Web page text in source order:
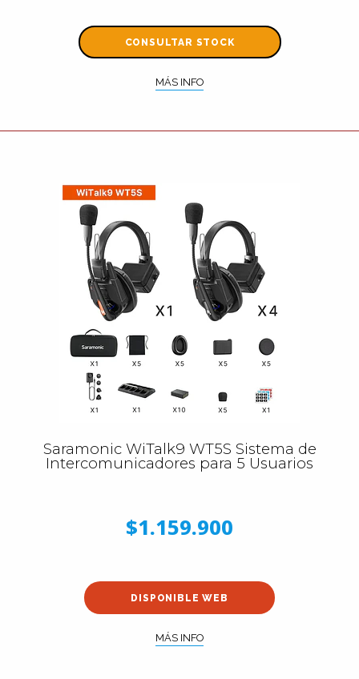
CONSULTAR STOCK
MÁS INFO
Saramonic WiTalk9 WT5S Sistema de
Intercomunicadores para 5 Usuarios
$1.159.900
DISPONIBLE WEB
MÁS INFO